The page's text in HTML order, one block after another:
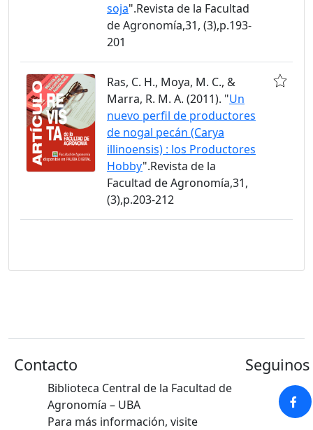
soja".Revista de la Facultad
de Agronomía,31, (3),p.193-
201
Ras, C. H., Moya, M. C., &
Marra, R. M. A. (2011). "Un
nuevo perfil de productores
de nogal pecán (Carya
illinoensis) : los Productores
Hobby".Revista de la
Facultad de Agronomía,31,
(3),p.203-212
Contacto
Biblioteca Central de la Facultad de
Agronomía – UBA
Para más información, visite